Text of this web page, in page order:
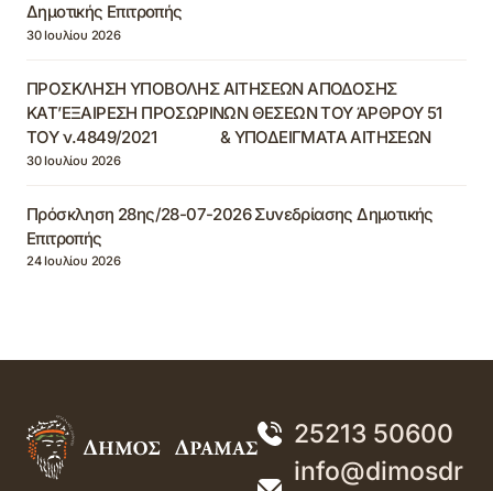
Δημοτικής Επιτροπής
30 Ιουλίου 2026
ΠΡΟΣΚΛΗΣΗ ΥΠΟΒΟΛΗΣ ΑΙΤΗΣΕΩΝ ΑΠΟΔΟΣΗΣ
ΚΑΤ’ΕΞΑΙΡΕΣΗ ΠΡΟΣΩΡΙΝΩΝ ΘΕΣΕΩΝ ΤΟΥ ΆΡΘΡΟΥ 51
ΤΟΥ ν.4849/2021 & ΥΠΟΔΕΙΓΜΑΤΑ ΑΙΤΗΣΕΩΝ
30 Ιουλίου 2026
Πρόσκληση 28ης/28-07-2026 Συνεδρίασης Δημοτικής
Επιτροπής
24 Ιουλίου 2026
25213 50600
info@dimosdr